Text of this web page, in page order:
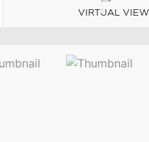
VIRTUAL VIEW